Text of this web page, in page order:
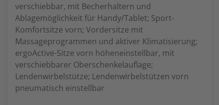
verschiebbar, mit Becherhaltern und
Ablagemöglichkeit für Handy/Tablet; Sport-
Komfortsitze vorn; Vordersitze mit
Massageprogrammen und aktiver Klimatisierung;
ergoActive-Sitze vorn höheneinstellbar, mit
verschiebbarer Oberschenkelauflage;
Lendenwirbelstütze; Lendenwirbelstützen vorn
pneumatisch einstellbar